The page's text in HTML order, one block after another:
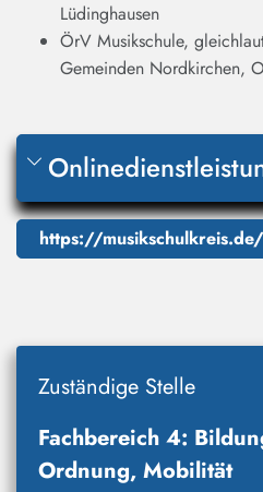
Lüdinghausen
ÖrV Musikschule,
Gemeinden Nordkirchen,
https://musikschulkreis.de/
Zuständige Stelle
Fachbereich 4:
Ordnung, Mobilität